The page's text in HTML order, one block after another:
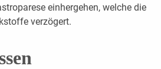
einhergehen, welche die
verzögert.